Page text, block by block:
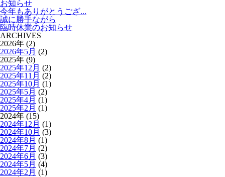
お知らせ
今年もありがとうござ...
誠に勝手ながら
臨時休業のお知らせ
ARCHIVES
2026年 (2)
2026年5月 (2)
2025年 (9)
2025年12月 (2)
2025年11月 (2)
2025年10月 (1)
2025年5月 (2)
2025年4月 (1)
2025年2月 (1)
2024年 (15)
2024年12月 (1)
2024年10月 (3)
2024年8月 (1)
2024年7月 (2)
2024年6月 (3)
2024年5月 (4)
2024年2月 (1)